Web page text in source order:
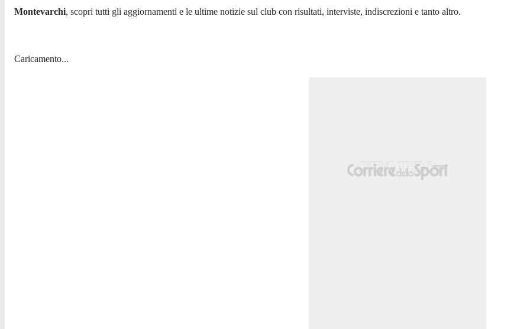
Montevarchi, scopri tutti gli aggiornamenti e le ultime notizie sul club con risultati, interviste, indiscrezioni e tanto altro.
Caricamento...